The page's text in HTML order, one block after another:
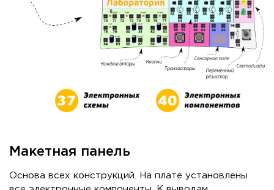
Макетная панель
Основа всех конструкций. На плате установлены